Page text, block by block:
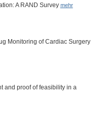
A RAND Survey mehr
Monitoring of Cardiac Surgery
and proof of feasibility in a